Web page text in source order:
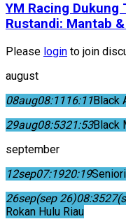
YM Racing Dukung
Rustandi: Mantab
Please login to join
august
08aug08:1116:11Black
29aug08:5321:53Black
september
12sep07:1920:19
26sep(sep 26)08:3527
Rokan Hulu Riau